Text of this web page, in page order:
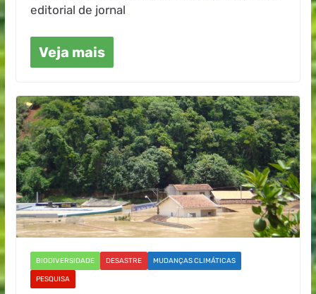
editorial de jornal
Veja mais
BIODIVERSIDADE DESASTRE MUDANÇAS CLIMÁTICAS
PESQUISA